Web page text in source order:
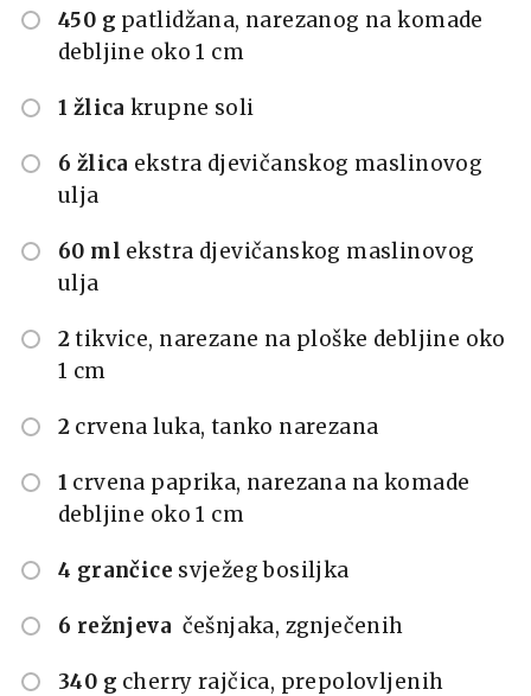
450 g patlidžana, narezanog na komade
debljine oko 1 cm
1 žlica krupne soli
6 žlica ekstra djevičanskog maslinovog
ulja
60 ml ekstra djevičanskog maslinovog
ulja
2 tikvice, narezane na ploške debljine oko
1 cm
2 crvena luka, tanko narezana
1 crvena paprika, narezana na komade
debljine oko 1 cm
4 grančice svježeg bosiljka
6 režnjeva češnjaka, zgnječenih
340 g cherry rajčica, prepolovljenih